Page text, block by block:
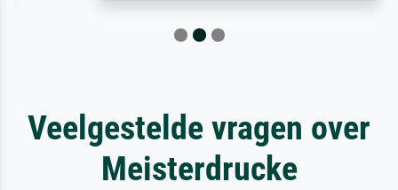
Veelgestelde vragen over
Meisterdrucke